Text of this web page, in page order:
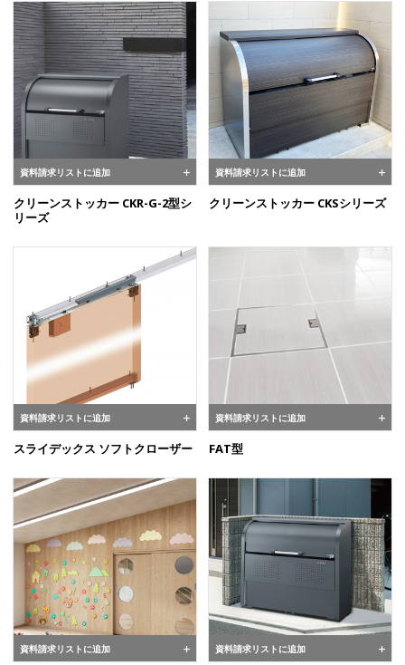
資料請求リストに追加
クリーンストッカー CKR-G-2型シ
リーズ
資料請求リストに追加
クリーンストッカー CKSシリーズ
資料請求リストに追加
スライデックス ソフトクローザー
資料請求リストに追加
FAT型
資料請求リストに追加 資料請求リストに追加